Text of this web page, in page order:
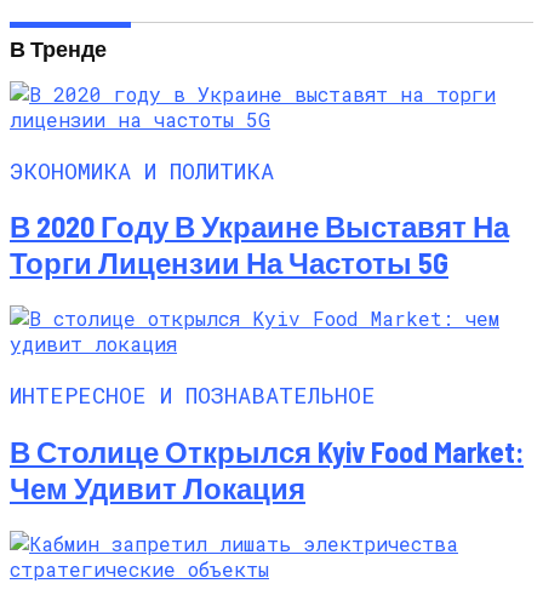
В Тренде
ЭКОНОМИКА И ПОЛИТИКА
В 2020 Году В Украине Выставят На
Торги Лицензии На Частоты 5G
ИНТЕРЕСНОЕ И ПОЗНАВАТЕЛЬНОЕ
В Столице Открылся Kyiv Food Market:
Чем Удивит Локация